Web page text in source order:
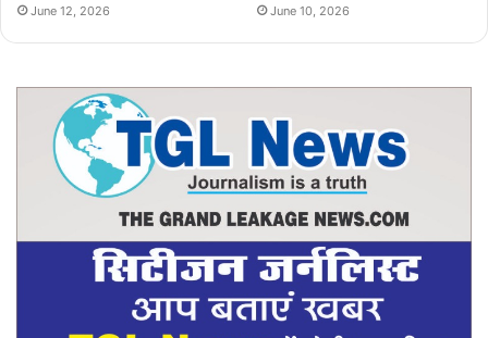
June 12, 2026 June 10, 2026